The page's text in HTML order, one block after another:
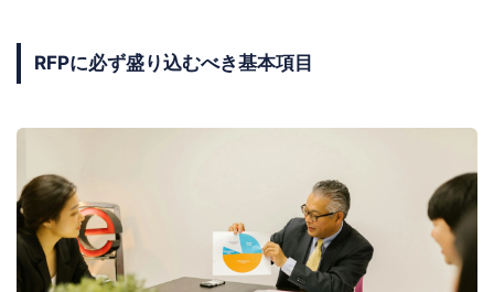
RFPに必ず盛り込むべき基本項目